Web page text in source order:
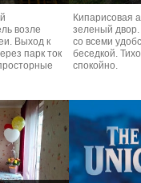
возле
Выход к
парк ток
Кипарисовая
зеленый
со всеми
беседкой.
спокойно.